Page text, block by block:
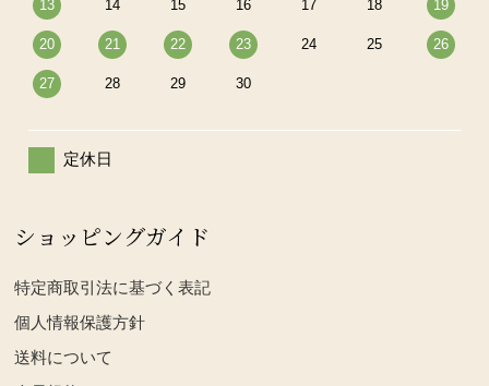
13 14 15 16 17 18 19
20 21 22 23 24 25 26
27 28 29 30
定休日
ショッピングガイド
特定商取引法に基づく表記
個人情報保護方針
送料について